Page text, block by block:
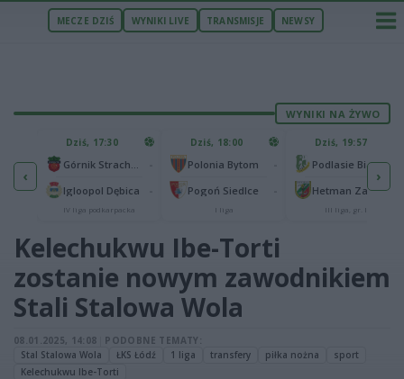
MECZE DZIŚ WYNIKI LIVE TRANSMISJE NEWSY
WYNIKI NA ŻYWO
‹
65
25
Dziś, 17:30
Igloopol Dębica
IV liga podkarpacka
Dziś, 18:00
Polonia Bytom
Pogoń Siedlce
I liga
Dziś, 19:57
Podlasie Biała Podlaska
Hetman Zamość
III liga, gr. IV
›
Kelechukwu Ibe-Torti
zostanie nowym zawodnikiem
Stali Stalowa Wola
08.01.2025, 14:08
PODOBNE TEMATY:
Stal Stalowa Wola
ŁKS Łódź 1 liga transfery piłka nożna
sport
Kelechukwu Ibe-Torti